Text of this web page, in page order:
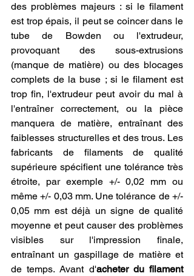
des problèmes majeurs : si le filament
est trop épais, il peut se coincer dans le
tube de Bowden ou l'extrudeur,
provoquant des sous-extrusions
(manque de matière) ou des blocages
complets de la buse ; si le filament est
trop fin, l'extrudeur peut avoir du mal à
l'entraîner correctement, ou la pièce
manquera de matière, entraînant des
faiblesses structurelles et des trous. Les
fabricants de filaments de qualité
supérieure spécifient une tolérance très
étroite, par exemple +/- 0,02 mm ou
même +/- 0,03 mm. Une tolérance de +/-
0,05 mm est déjà un signe de qualité
moyenne et peut causer des problèmes
visibles sur l'impression finale,
entraînant un gaspillage de matière et
de temps. Avant d'acheter du filament